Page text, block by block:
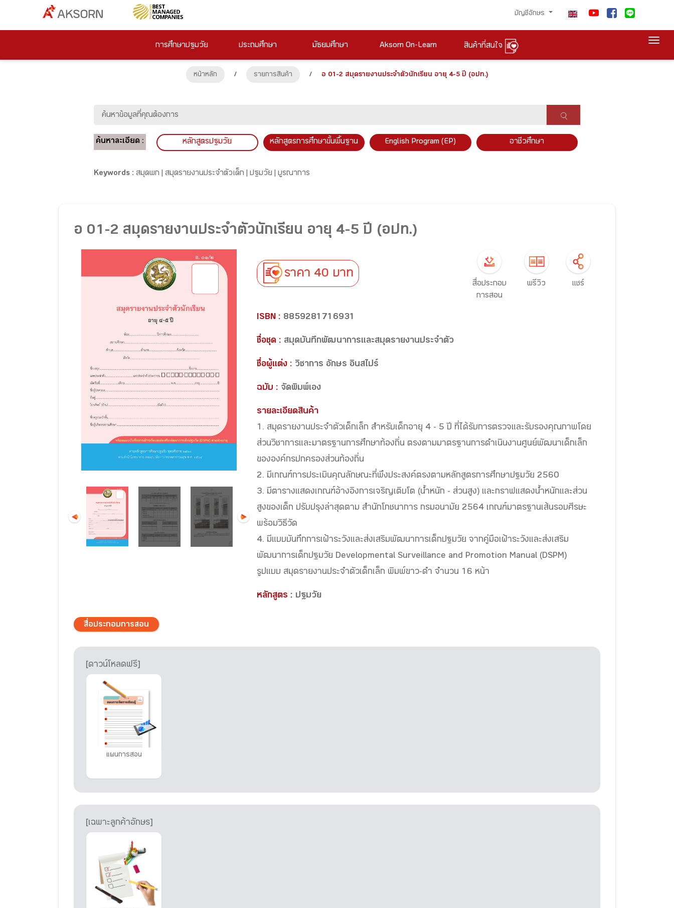
บัญชีอักษร
การศึกษาปฐมวัย ประถมศึกษา มัธยมศึกษา Aksorn On-Learn สินค้าที่สนใจ
หน้าหลัก / รายการสินค้า / อ 01-2 สมุดรายงานประจำตัวนักเรียน อายุ 4-5 ปี (อปท.)
ค้นหาละเอียด : หลักสูตรปฐมวัย หลักสูตรการศึกษาขั้นพื้นฐาน English Program (EP) อาชีวศึกษา
Keywords : สมุดพก | สมุดรายงานประจำตัวเด็ก | ปฐมวัย | บูรณาการ
อ 01-2 สมุดรายงานประจำตัวนักเรียน อายุ 4-5 ปี (อปท.)
ราคา 40 บาท
สื่อประกอบ
การสอน
พรีวิว แชร์
ISBN : 8859281716931
ชื่อชุด : สมุดบันทึกพัฒนาการและสมุดรายงานประจำตัว
ชื่อผู้แต่ง : วิชาการ อักษร อินสไปร์
ฉบับ : จัดพิมพ์เอง
รายละเอียดสินค้า
1. สมุดรายงานประจำตัวเด็กเล็ก สำหรับเด็กอายุ 4 - 5 ปี ที่ได้รับการตรวจและรับรองคุณภาพโดย
ส่วนวิชาการและมาตรฐานการศึกษาท้องถิ่น ตรงตามมาตรฐานการดำเนินงานศูนย์พัฒนาเด็กเล็ก
ขององค์กรปกครองส่วนท้องถิ่น
2. มีเกณฑ์การประเมินคุณลักษณะที่พึงประสงค์ตรงตามหลักสูตรการศึกษาปฐมวัย 2560
3. มีตารางแสดงเกณฑ์อ้างอิงการเจริญเติบโต (น้ำหนัก - ส่วนสูง) และกราฟแสดงน้ำหนักและส่วน
สูงของเด็ก ปรับปรุงล่าสุดตาม สำนักโภชนาการ กรมอนามัย 2564 เกณฑ์มาตรฐานเส้นรอบศีรษะ
พร้อมวิธีวัด
4. มีแบบบันทึกการเฝ้าระวังและส่งเสริมพัฒนาการเด็กปฐมวัย จากคู่มือเฝ้าระวังและส่งเสริม
พัฒนาการเด็กปฐมวัย Developmental Surveillance and Promotion Manual (DSPM)
รูปแบบ สมุดรายงานประจำตัวเด็กเล็ก พิมพ์ขาว-ดำ จำนวน 16 หน้า
หลักสูตร : ปฐมวัย
สื่อประกอบการสอน
[ดาวน์โหลดฟรี]
แผนการสอน
[เฉพาะลูกค้าอักษร]